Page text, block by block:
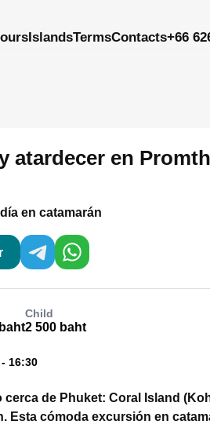
IslandsTermsContacts+66
atardecer en
en catamarán
Child
2 500 baht
16:30
cerca de Phuket: Coral Island
Esta cómoda excursión en